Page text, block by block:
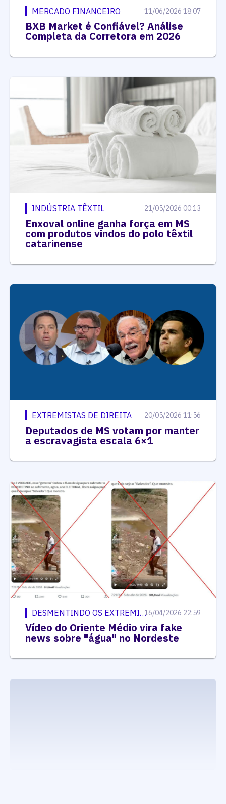
MERCADO FINANCEIRO 11/06/2026 18:07
BXB Market é Confiável? Análise
Completa da Corretora em 2026
INDÚSTRIA TÊXTIL 21/05/2026 00:13
Enxoval online ganha força em MS
com produtos vindos do polo têxtil
catarinense
EXTREMISTAS DE DIREITA 20/05/2026 11:56
Deputados de MS votam por manter
a escravagista escala 6×1
DESMENTINDO OS EXTREMISTAS16/04/2026 22:59
Vídeo do Oriente Médio vira fake
news sobre "água" no Nordeste